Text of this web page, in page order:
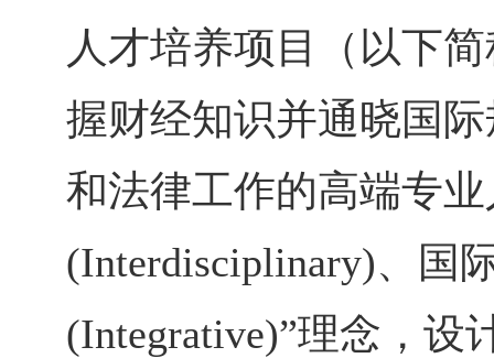
人才培养项目（以下
握财经知识并通晓国
和法律工作的高端专
(Interdisciplinary)、国
(Integrative)”理念，设